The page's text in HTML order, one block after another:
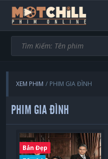
XEM PHIM PHIM GIA ĐÌNH
PHIM GIA ĐÌNH
Bản Đẹp